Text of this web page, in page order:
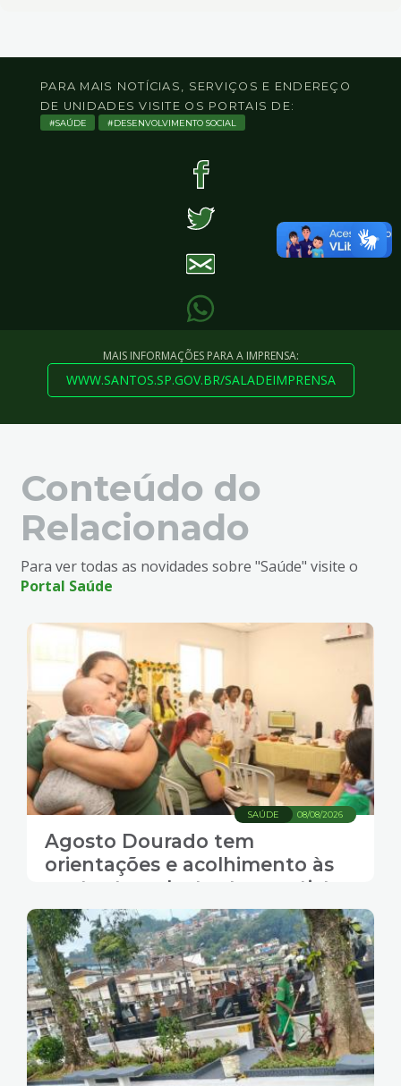
PARA MAIS NOTÍCIAS, SERVIÇOS E ENDEREÇO
DE UNIDADES VISITE OS PORTAIS DE:
SAÚDE DESENVOLVIMENTO SOCIAL
MAIS INFORMAÇÕES PARA A IMPRENSA:
WWW.SANTOS.SP.GOV.BR/SALADEIMPRENSA
Conteúdo do
Relacionado
Para ver todas as novidades sobre "Saúde" visite o
Portal Saúde
08/08/2026
SAÚDE
Agosto Dourado tem
orientações e acolhimento às
gestantes e lactantes santistas